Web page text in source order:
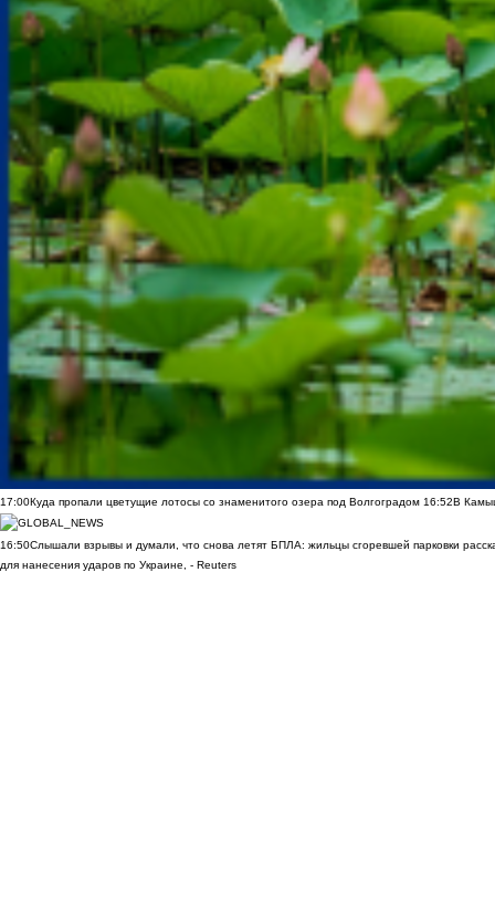
17:00Куда пропали цветущие лотосы со знаменитого озера под Волгоградом 16:52В
16:50Слышали взрывы и думали, что снова летят БПЛА: жильцы сгоревшей парковки
для нанесения ударов по Украине, - Reuters